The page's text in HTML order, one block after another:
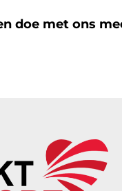
doe met ons